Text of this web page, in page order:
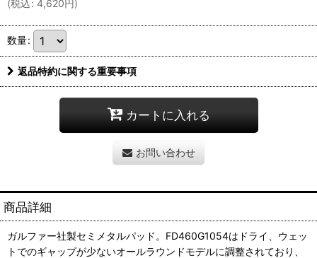
(税込: 4,620円)
数量:
返品特約に関する重要事項
カートに入れる
お問い合わせ
商品詳細
ガルファー社製セミメタルパッド。FD460G1054はドライ、ウェッ
トでのギャップが少ないオールラウンドモデルに調整されており、